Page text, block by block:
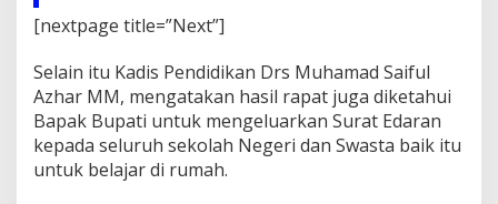
r
[nextpage title=”Next”]
Selain itu Kadis Pendidikan Drs Muhamad Saiful
Azhar MM, mengatakan hasil rapat juga diketahui
Bapak Bupati untuk mengeluarkan Surat Edaran
kepada seluruh sekolah Negeri dan Swasta baik itu
untuk belajar di rumah.